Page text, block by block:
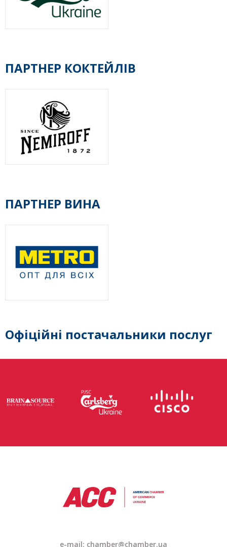
ПАРТНЕР КОКТЕЙЛІВ
ПАРТНЕР ВИНА
Офіційні постачальники послуг
e-mail: chamber@chamber.ua